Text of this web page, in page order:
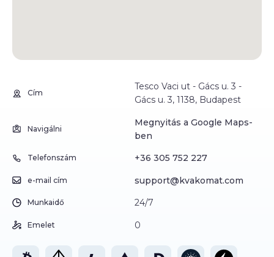
Cím
Tesco Vaci ut - Gács u. 3 -
Gács u. 3, 1138, Budapest
Navigálni
Megnyitás a Google Maps-
ben
Telefonszám +36 305 752 227
e-mail cím support@kvakomat.com
Munkaidő 24/7
Emelet 0